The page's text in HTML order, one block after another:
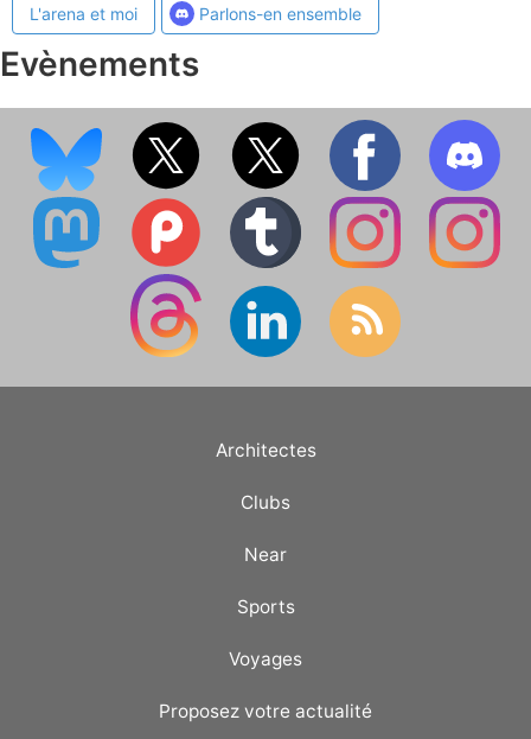
L'arena et moi Parlons-en ensemble
Evènements
Architectes
Clubs
Near
Sports
Voyages
Proposez votre actualité